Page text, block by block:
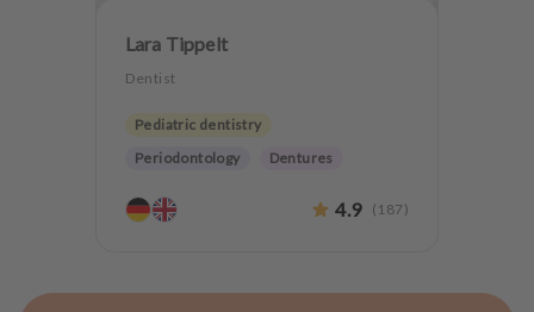
Lara Tippelt
Dentist
Pediatric dentistry
Periodontology
Dentures
4.9 ( 187 )